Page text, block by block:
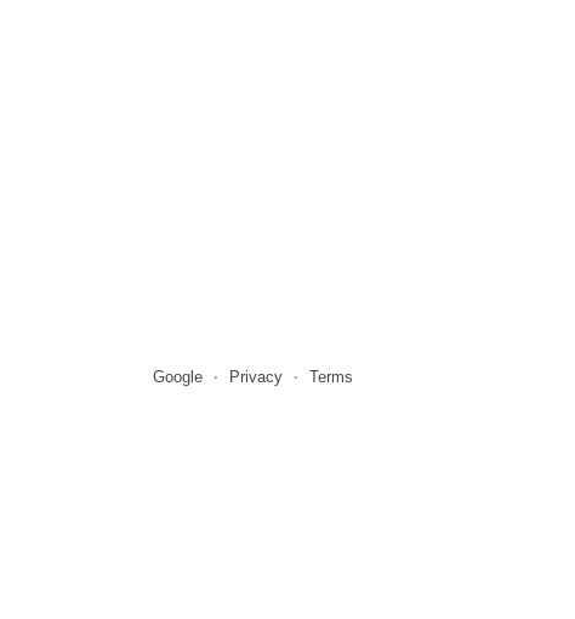
Google Privacy Terms